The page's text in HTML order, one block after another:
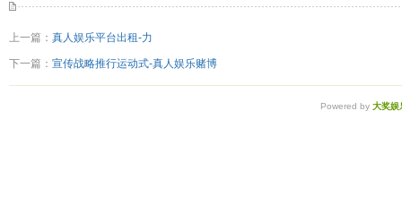
上一篇： 真人娱乐平台出租-力
下一篇： 宣传战略推行运动式-真人娱乐赌博
Powered by 大奖娱